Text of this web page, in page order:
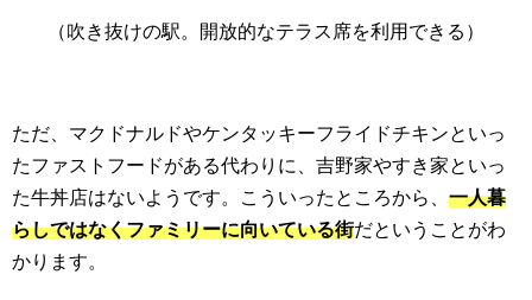
（吹き抜けの駅。開放的なテラス席を利用できる）
ただ、マクドナルドやケンタッキーフライドチキンといっ
たファストフードがある代わりに、吉野家やすき家といっ
た牛丼店はないようです。こういったところから、 一人暮
らしではなくファミリーに向いている街だということがわ
かります。